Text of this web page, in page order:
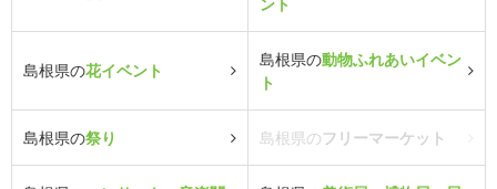
島根県の花イベント
島根県の動物ふれあいイベン
ト
島根県の祭り 島根県のフリーマーケット